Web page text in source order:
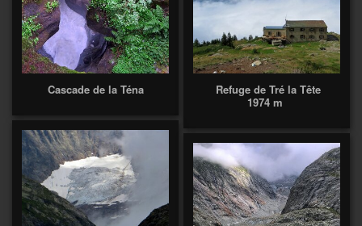
Cascade de la Téna
Refuge de Tré la Tête
1974 m